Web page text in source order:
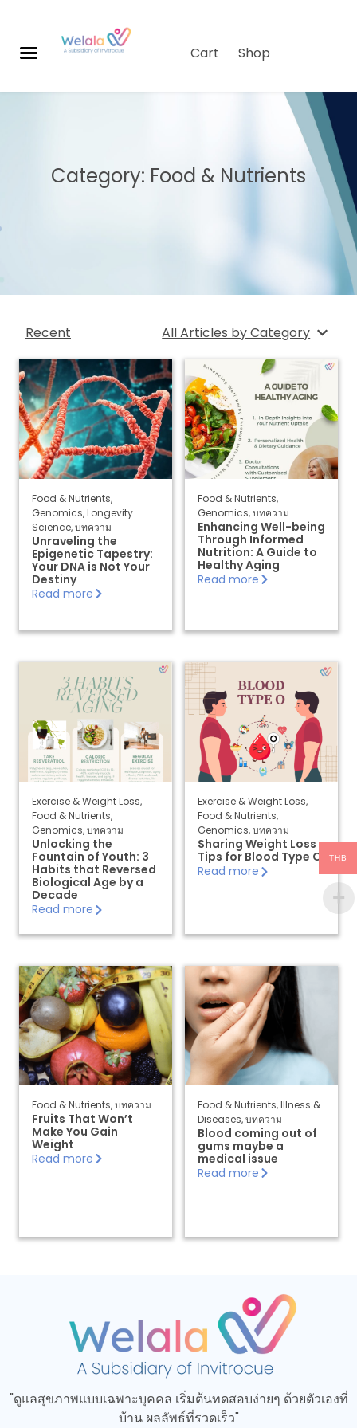
ข้อ
เชิง
ภา
พ
ติด
ต่อ
เรา
Ac
tiv
at
e
Kit
EN
Cart Shop
Category: Food & Nutrients
Recent
All Articles
Longevity Science
Genomics
Illness & Diseases
Food & Nutrients
Skin & Beauty
Sleep & Stress
Food & Nutrients,
Genomics,Longevity
Science,บทความ
Unraveling the
Epigenetic Tapestry:
Your DNA is Not Your
Destiny
Read more
Food & Nutrients,
Genomics,บทความ
Enhancing Well-being
Through Informed
Nutrition: A Guide to
Healthy Aging
Read more
Exercise & Weight Loss,
Food & Nutrients,
Genomics,บทความ
Unlocking the
Fountain of Youth: 3
Habits that Reversed
Biological Age by a
Decade
Read more
Exercise & Weight Loss,
Food & Nutrients,
Genomics,บทความ
Sharing Weight Loss
Tips for Blood Type O
Read more
Food & Nutrients,บทความ
Fruits That Won’t
Make You Gain
Weight
Read more
Food & Nutrients,Illness &
Diseases,บทความ
Blood coming out of
gums maybe a
medical issue
Read more
"ดูแลสุขภาพแบบเฉพาะบุคคล เริ่มต้นทดสอบง่ายๆ ด้วยตัวเองที่
บ้าน ผลลัพธ์ที่รวดเร็ว"
THB